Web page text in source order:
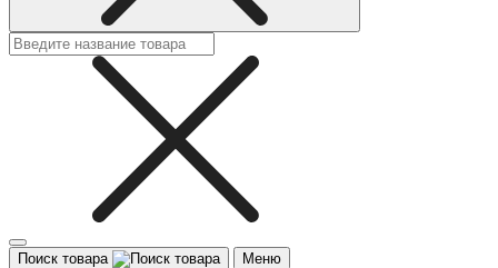
Поиск товара Меню